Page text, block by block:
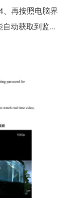
、再按照电脑界
动获取到监...